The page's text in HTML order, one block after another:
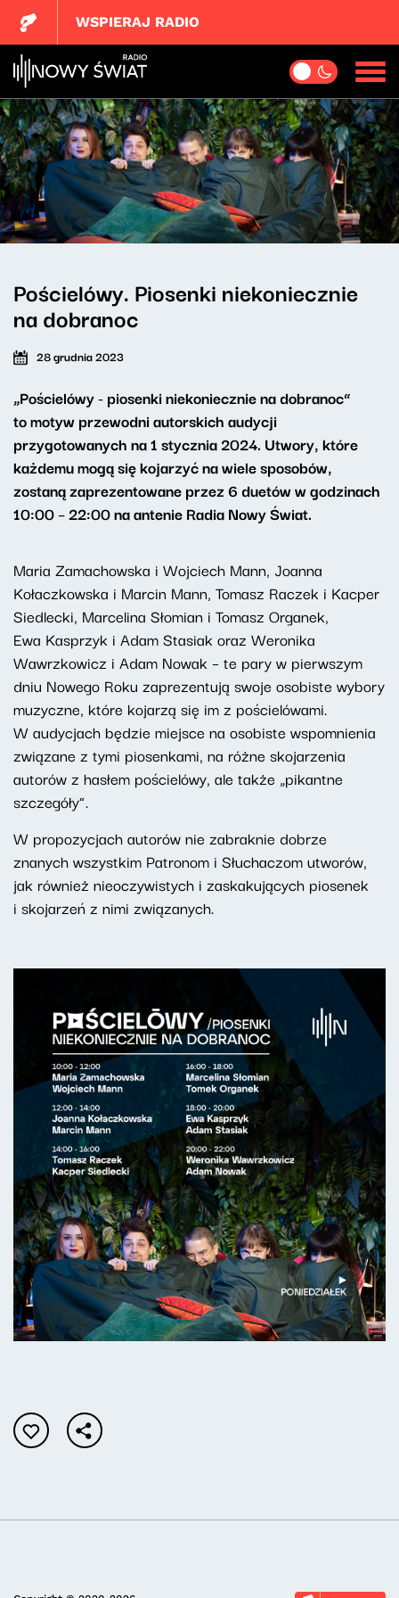
WSPIERAJ RADIO
Pościelówy. Piosenki niekoniecznie
na dobranoc
28 grudnia 2023
„Pościelówy - piosenki niekoniecznie na dobranoc”
to motyw przewodni autorskich audycji
przygotowanych na 1 stycznia 2024. Utwory, które
każdemu mogą się kojarzyć na wiele sposobów,
zostaną zaprezentowane przez 6 duetów w godzinach
10:00 – 22:00 na antenie Radia Nowy Świat.
Maria Zamachowska i Wojciech Mann, Joanna
Kołaczkowska i Marcin Mann, Tomasz Raczek i Kacper
Siedlecki, Marcelina Słomian i Tomasz Organek,
Ewa Kasprzyk i Adam Stasiak oraz Weronika
Wawrzkowicz i Adam Nowak – te pary w pierwszym
dniu Nowego Roku zaprezentują swoje osobiste wybory
muzyczne, które kojarzą się im z pościelówami.
W audycjach będzie miejsce na osobiste wspomnienia
związane z tymi piosenkami, na różne skojarzenia
autorów z hasłem pościelówy, ale także „pikantne
szczegóły”.
W propozycjach autorów nie zabraknie dobrze
znanych wszystkim Patronom i Słuchaczom utworów,
jak również nieoczywistych i zaskakujących piosenek
i skojarzeń z nimi związanych.